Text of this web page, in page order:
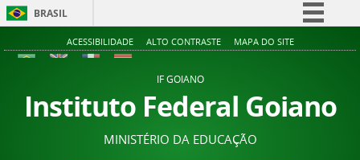
BRASIL
Simplifique!
Acesso à informação
Legislação
ACESSIBILIDADE ALTO CONTRASTE MAPA DO SITE
IF GOIANO
Instituto Federal Goiano
MINISTÉRIO DA EDUCAÇÃO